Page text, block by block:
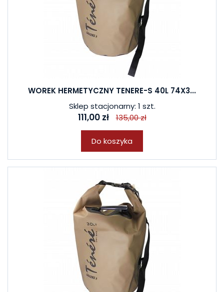
WOREK HERMETYCZNY TENERE-S 40L 74X3...
Sklep stacjonarny: 1 szt.
111,00 zł 135,00 zł
Do koszyka